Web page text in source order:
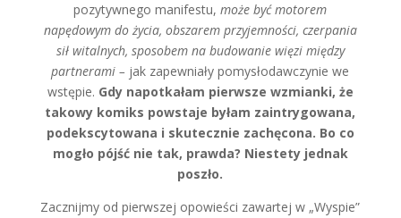
pozytywnego manifestu,może być motorem
napędowym do życia, obszarem przyjemności, czerpania
sił witalnych, sposobem na budowanie więzi między
partnerami – jak zapewniały pomysłodawczynie we
wstępie. Gdy napotkałam pierwsze wzmianki, że
takowy komiks powstaje byłam zaintrygowana,
podekscytowana i skutecznie zachęcona. Bo co
mogło pójść nie tak, prawda? Niestety jednak
poszło.
Zacznijmy od pierwszej opowieści zawartej w „Wyspie”